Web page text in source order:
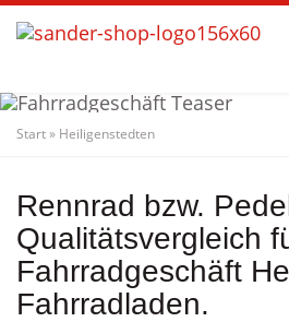
Skip
to
content
Start» Heiligenstedten
Rennrad bzw.
Qualitätsvergleich
Fahrradgeschäft
Fahrradladen.